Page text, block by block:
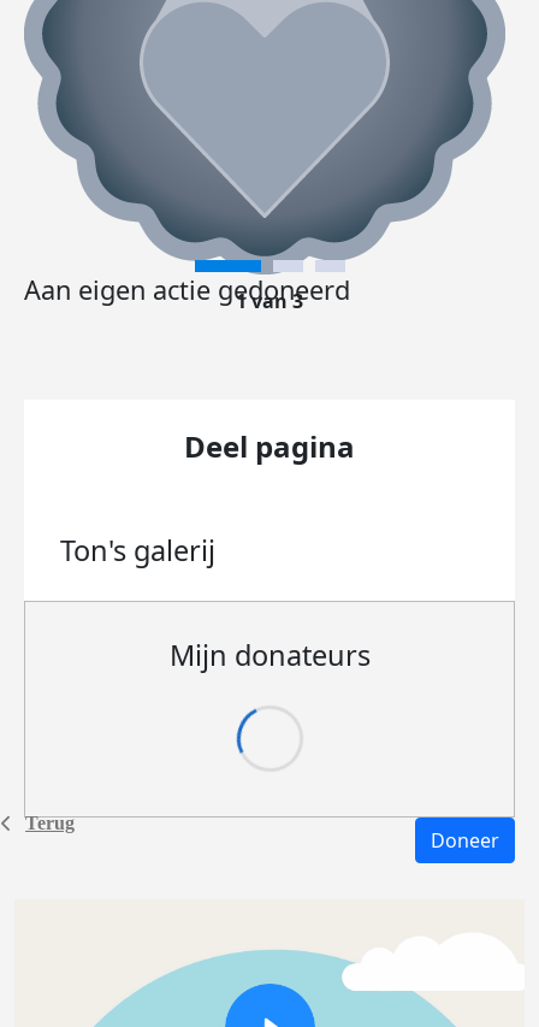
Terug
Aan eigen actie gedoneerd
1 van 3
Deel pagina
Ton's galerij
Mijn donateurs
Doneer